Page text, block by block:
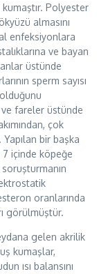
Polyester
almasını
enfeksiyonlara
ve bayan
üstünde
sperm sayısı
fareler üstünde
çok
bir başka
içinde köpeğe
oranlarında
görülmüştür.
gelen akrilik
kumaşlar,
ısı balansını